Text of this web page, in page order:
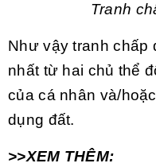
Tranh
Như vậy tranh chấp
nhất từ hai chủ thể
của cá nhân và/
dụng đất.
>>XEM THÊM: